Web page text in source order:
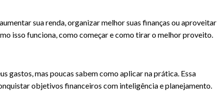
sua renda, organizar melhor suas finanças ou aproveitar
isso funciona, como começar e como tirar o melhor proveito.
gastos, mas poucas sabem como aplicar na prática. Essa
objetivos financeiros com inteligência e planejamento.